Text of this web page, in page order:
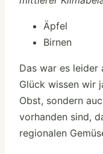
Äpfel
Birnen
Das war es leider
Glück wissen wir
Obst, sondern
vorhanden sind,
regionalen